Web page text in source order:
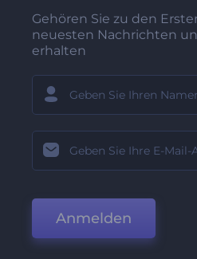
Gehören Sie zu den
neuesten Nachrichten
erhalten
Anmelden